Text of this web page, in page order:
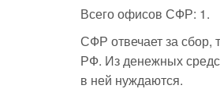
Всего офисов СФР: 1.
СФР отвечает за сбор,
РФ. Из денежных
в ней нуждаются.